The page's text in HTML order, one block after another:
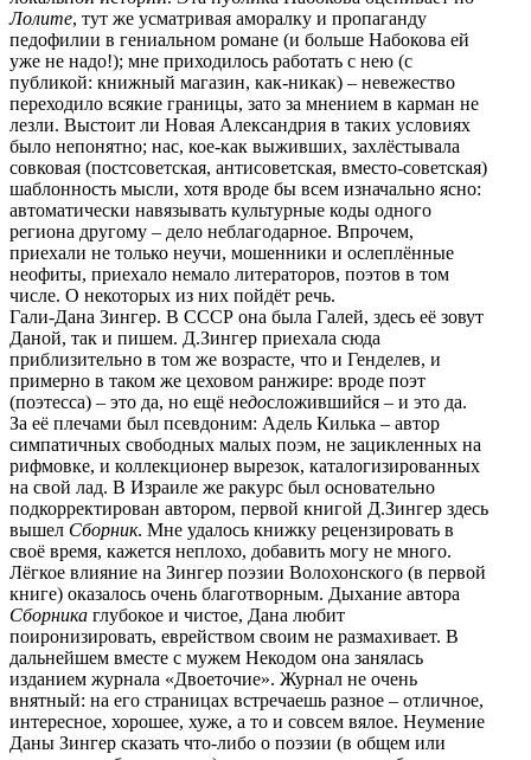
Лолите, тут же усматривая аморалку и пропаганду
педофилии в гениальном романе (и больше Набокова ей
уже не надо!); мне приходилось работать с нею (с
публикой: книжный магазин, как-никак) – невежество
переходило всякие границы, зато за мнением в карман не
лезли. Выстоит ли Новая Александрия в таких условиях
было непонятно; нас, кое-как выживших, захлёстывала
совковая (постсоветская, антисоветская, вместо-советская)
шаблонность мысли, хотя вроде бы всем изначально ясно:
автоматически навязывать культурные коды одного
региона другому – дело неблагодарное. Впрочем,
приехали не только неучи, мошенники и ослеплённые
неофиты, приехало немало литераторов, поэтов в том
числе. О некоторых из них пойдёт речь.
Гали-Дана Зингер. В СССР она была Галей, здесь её зовут
Даной, так и пишем. Д.Зингер приехала сюда
приблизительно в том же возрасте, что и Генделев, и
примерно в таком же цеховом ранжире: вроде поэт
(поэтесса) – это да, но ещё недосложившийся – и это да.
За её плечами был псевдоним: Адель Килька – автор
симпатичных свободных малых поэм, не зацикленных на
рифмовке, и коллекционер вырезок, каталогизированных
на свой лад. В Израиле же ракурс был основательно
подкорректирован автором, первой книгой Д.Зингер здесь
вышел Сборник. Мне удалось книжку рецензировать в
своё время, кажется неплохо, добавить могу не много.
Лёгкое влияние на Зингер поэзии Волохонского (в первой
книге) оказалось очень благотворным. Дыхание автора
Сборника глубокое и чистое, Дана любит
поиронизировать, еврейством своим не размахивает. В
дальнейшем вместе с мужем Некодом она занялась
изданием журнала «Двоеточие». Журнал не очень
внятный: на его страницах встречаешь разное – отличное,
интересное, хорошее, хуже, а то и совсем вялое. Неумение
Даны Зингер сказать что-либо о поэзии (в общем или